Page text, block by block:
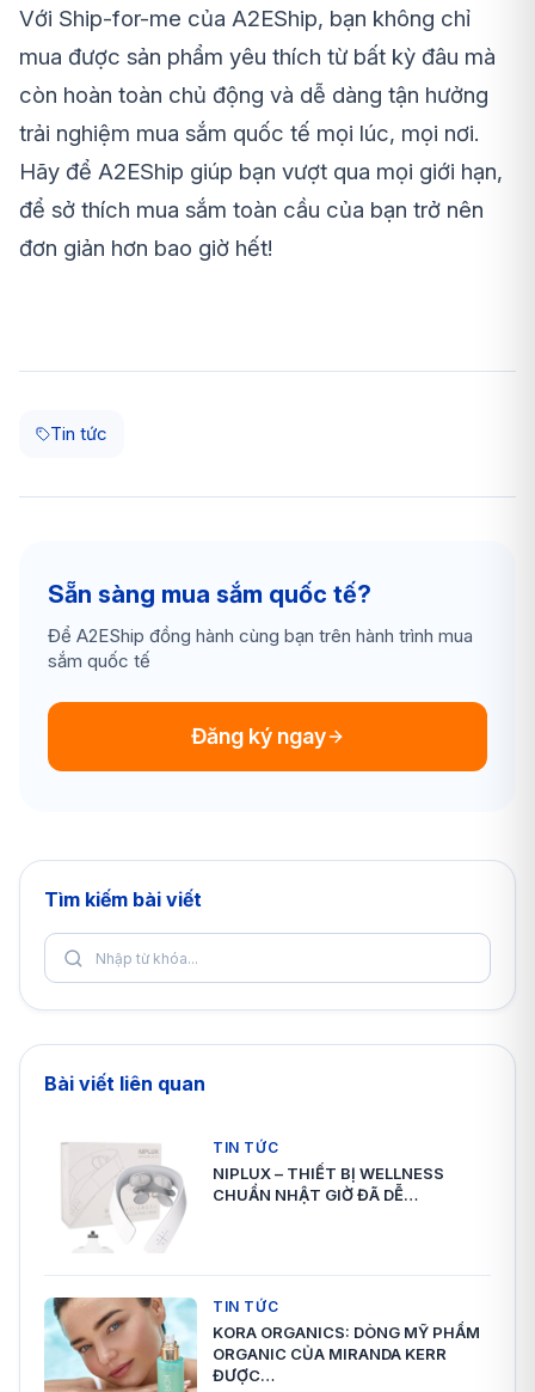
Với Ship-for-me của A2EShip, bạn không chỉ
mua được sản phẩm yêu thích từ bất kỳ đâu mà
còn hoàn toàn chủ động và dễ dàng tận hưởng
trải nghiệm mua sắm quốc tế mọi lúc, mọi nơi.
Hãy để A2EShip giúp bạn vượt qua mọi giới hạn,
để sở thích mua sắm toàn cầu của bạn trở nên
đơn giản hơn bao giờ hết!
Tin tức
Sẵn sàng mua sắm quốc tế?
Để A2EShip đồng hành cùng bạn trên hành trình mua
sắm quốc tế
Đăng ký ngay
Tìm kiếm bài viết
Bài viết liên quan
TIN TỨC
NIPLUX – THIẾT BỊ WELLNESS
CHUẨN NHẬT GIỜ ĐÃ DỄ…
TIN TỨC
KORA ORGANICS: DÒNG MỸ PHẨM
ORGANIC CỦA MIRANDA KERR
ĐƯỢC…